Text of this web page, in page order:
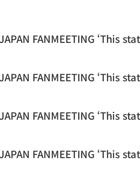
JAPAN FANMEETING ‘This
FANMEETING ‘This
JAPAN FANMEETING ‘This
JAPAN FANMEETING ‘This